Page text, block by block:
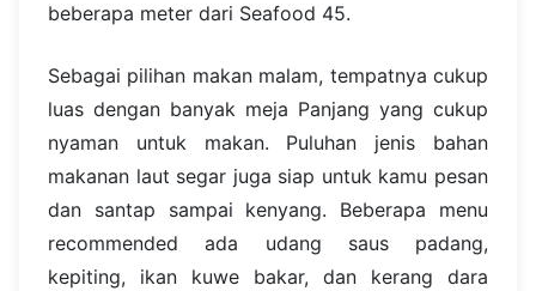
beberapa meter dari Seafood 45.
Sebagai pilihan makan malam, tempatnya cukup
luas dengan banyak meja Panjang yang cukup
nyaman untuk makan. Puluhan jenis bahan
makanan laut segar juga siap untuk kamu pesan
dan santap sampai kenyang. Beberapa menu
recommended ada udang saus padang,
kepiting, ikan kuwe bakar, dan kerang dara